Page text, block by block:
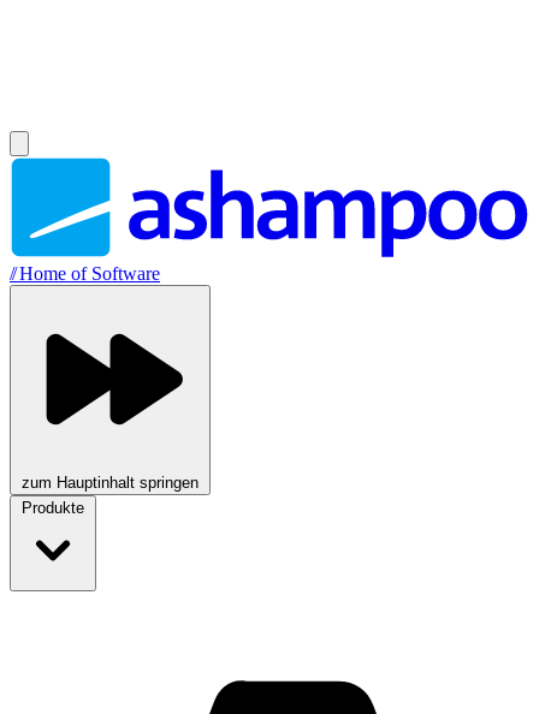
//Home of Software
zum Hauptinhalt springen
Produkte